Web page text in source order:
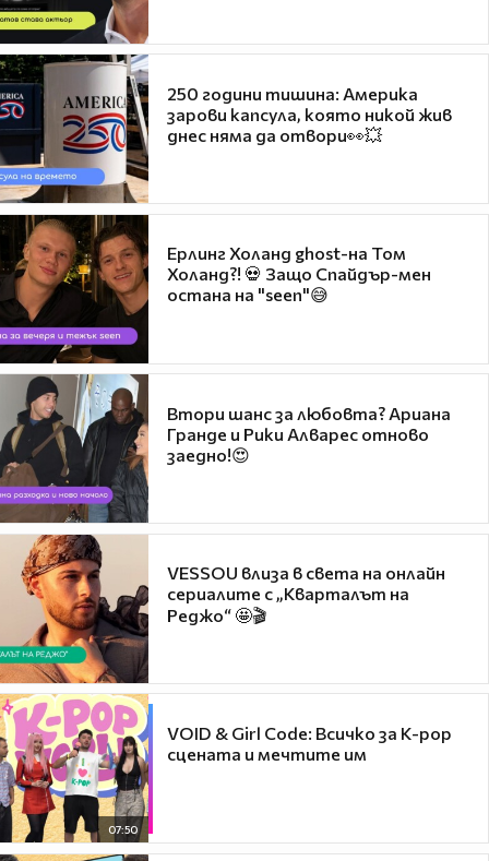
250 години тишина: Америка
зарови капсула, която никой жив
днес няма да отвори👀💥
Ерлинг Холанд ghost-на Том
Холанд?! 💀 Защо Спайдър-мен
остана на "seen"😅
Втори шанс за любовта? Ариана
Гранде и Рики Алварес отново
заедно!😍
VESSOU влиза в света на онлайн
сериалите с „Кварталът на
Реджо“ 🤩🎬
07:50
VOID & Girl Code: Всичко за K-pop
сцената и мечтите им